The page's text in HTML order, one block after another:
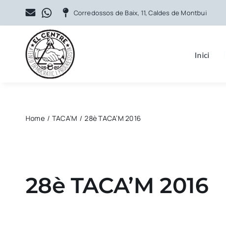
Corredossos de Baix, 11, Caldes de Montbui
Inici
Home TACA’M 28è TACA’M 2016
28è TACA’M 2016